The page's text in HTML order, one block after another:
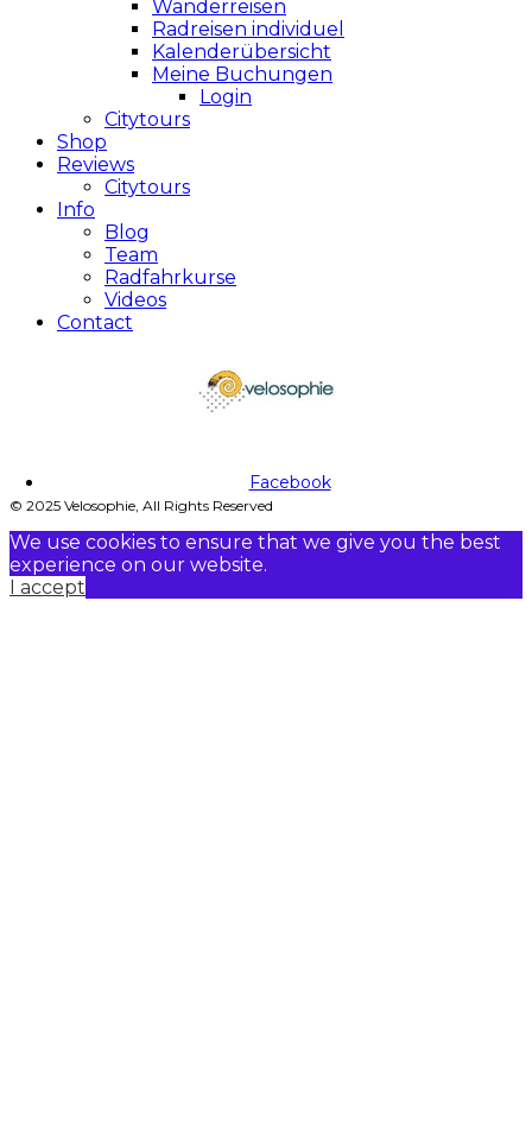
Wanderreisen
Radreisen individuel
Kalenderübersicht
Meine Buchungen
Login
Citytours
Shop
Reviews
Citytours
Info
Blog
Team
Radfahrkurse
Videos
Contact
Facebook
© 2025 Velosophie, All Rights Reserved
We use cookies to ensure that we give you the best
experience on our website.
I accept